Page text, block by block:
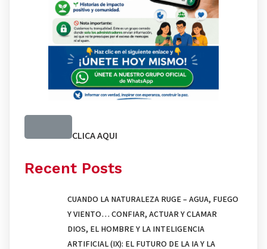
CLICA AQUI
Recent Posts
CUANDO LA NATURALEZA RUGE – AGUA, FUEGO
Y VIENTO… CONFIAR, ACTUAR Y CLAMAR
DIOS, EL HOMBRE Y LA INTELIGENCIA
ARTIFICIAL (IX): EL FUTURO DE LA IA Y LA